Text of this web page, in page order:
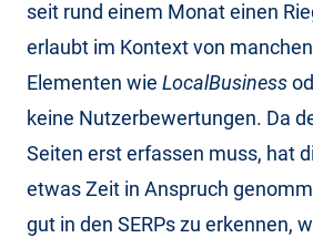
seit rund einem Monat einen
erlaubt im Kontext von
Elementen wie LocalBusiness
keine Nutzerbewertungen. Da
Seiten erst erfassen muss, hat
etwas Zeit in Anspruch
gut in den SERPs zu erkennen,